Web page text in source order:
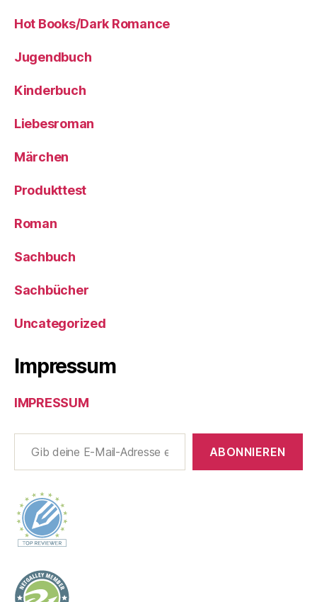
Hot Books/Dark Romance
Jugendbuch
Kinderbuch
Liebesroman
Märchen
Produkttest
Roman
Sachbuch
Sachbücher
Uncategorized
Impressum
IMPRESSUM
Gib deine E-Mail-Adresse ein ...
ABONNIEREN